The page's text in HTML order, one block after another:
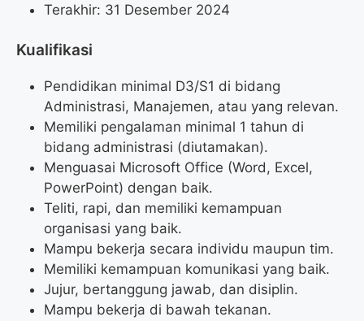
Terakhir: 31 Desember 2024
Kualifikasi
Pendidikan minimal D3/S1 di bidang
Administrasi, Manajemen, atau yang relevan.
Memiliki pengalaman minimal 1 tahun di
bidang administrasi (diutamakan).
Menguasai Microsoft Office (Word, Excel,
PowerPoint) dengan baik.
Teliti, rapi, dan memiliki kemampuan
organisasi yang baik.
Mampu bekerja secara individu maupun tim.
Memiliki kemampuan komunikasi yang baik.
Jujur, bertanggung jawab, dan disiplin.
Mampu bekerja di bawah tekanan.